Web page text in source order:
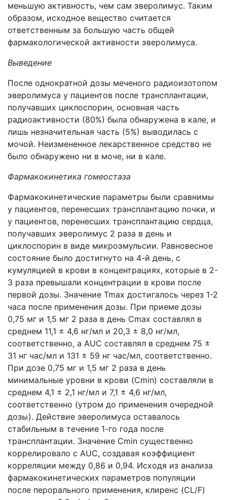
меньшую активность, чем сам эверолимус. Таким
образом, исходное вещество считается
ответственным за большую часть общей
фармакологической активности эверолимуса.
Выведение
После однократной дозы меченого радиоизотопом
эверолимуса у пациентов после трансплантации,
получавших циклоспорин, основная часть
радиоактивности (80%) была обнаружена в кале, и
лишь незначительная часть (5%) выводилась с
мочой. Неизмененное лекарственное средство не
было обнаружено ни в моче, ни в кале.
Фармакокинетика гомеостаза
Фармакокинетические параметры были сравнимы
у пациентов, перенесших трансплантацию почки, и
у пациентов, перенесших трансплантацию сердца,
получавших эверолимус 2 раза в день и
циклоспорин в виде микроэмульсии. Равновесное
состояние было достигнуто на 4-й день, с
кумуляцией в крови в концентрациях, которые в 2-
3 раза превышали концентрации в крови после
первой дозы. Значение Tmax достигалось через 1-2
часа после применения дозы. При приеме дозы
0,75 мг и 1,5 мг 2 раза в день Cmax составлял в
среднем 11,1 ± 4,6 нг/мл и 20,3 ± 8,0 нг/мл,
соответственно, а AUC составлял в среднем 75 ±
31 нг час/мл и 131 ± 59 нг час/мл, соответственно.
При дозе 0,75 мг и 1,5 мг 2 раза в день
минимальные уровни в крови (Cmin) составляли в
среднем 4,1 ± 2,1 нг/мл и 7,1 ± 4,6 нг/мл,
соответственно (утром до применения очередной
дозы). Действие эверолимуса оставалось
стабильным в течение 1-го года после
трансплантации. Значение Cmin существенно
коррелировало с AUC, создавая коэффициент
корреляции между 0,86 и 0,94. Исходя из анализа
фармакокинетических параметров популяции
после перорального применения, клиренс (CL/F)